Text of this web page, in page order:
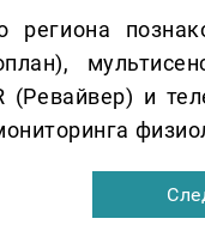
региона
(Ревайвер) и